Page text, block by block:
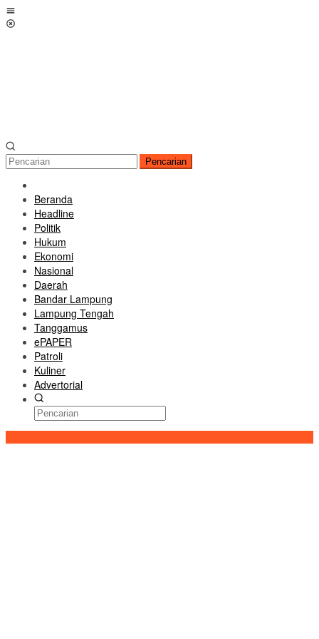
Loncat
ke
Pencarian
Beranda
Headline
Politik
Hukum
Ekonomi
Nasional
Daerah
Bandar Lampung
Lampung Tengah
Tanggamus
ePAPER
Patroli
Kuliner
Advertorial